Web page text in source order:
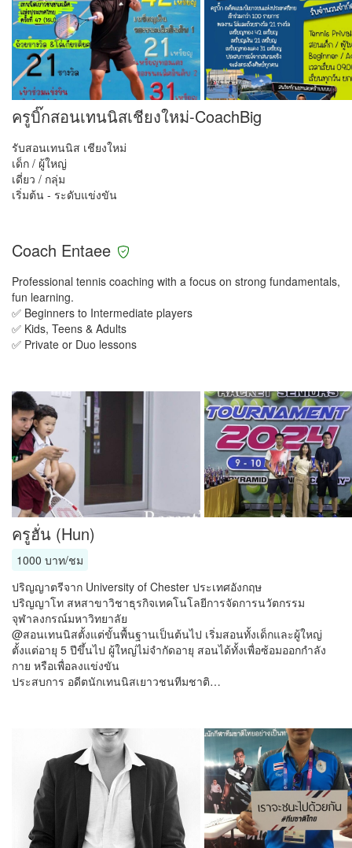
ครูบิ๊กสอนเทนนิสเชียงใหม่-CoachBig
รับสอนเทนนิส เชียงใหม่
เด็ก / ผู้ใหญ่
เดี่ยว / กลุ่ม
เริ่มต้น - ระดับแข่งขัน
Coach Entaee
Professional tennis coaching with a focus on strong fundamentals,
fun learning.
✅ Beginners to Intermediate players
✅ Kids, Teens & Adults
✅ Private or Duo lessons
ครูฮั่น (Hun)
1000 บาท/ชม
ปริญญาตรีจาก University of Chester ประเทศอังกฤษ
ปริญญาโท สหสาขาวิชาธุรกิจเทคโนโลยีการจัดการนวัตกรรม
จุฬาลงกรณ์มหาวิทยาลัย
@สอนเทนนิสตั้งแต่ขั้นพื้นฐานเป็นต้นไป เริ่มสอนทั้งเด็กและผู้ใหญ่
ตั้งแต่อายุ 5 ปีขึ้นไป ผู้ใหญ่ไม่จำกัดอายุ สอนได้ทั้งเพื่อซ้อมออกกำลัง
กาย หรือเพื่อลงแข่งขัน
ประสบการ อดีตนักเทนนิสเยาวชนทีมชาติ…